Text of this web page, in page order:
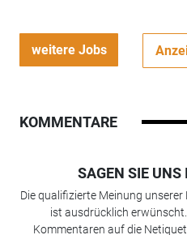
weitere Jobs
KOMMENTARE
SAGEN SIE
Die qualifizierte Meinung
ist ausdrücklich
Kommentaren auf die